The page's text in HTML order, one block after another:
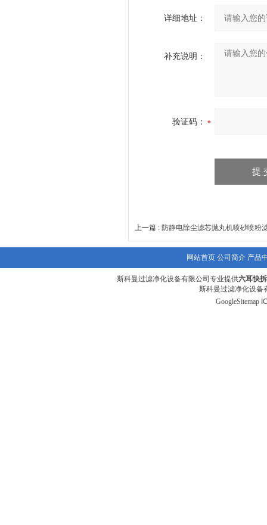
详细地址：
补充说明：
验证码：
上一篇 : 防静电除尘滤芯抛丸机喷砂喷粉
网站首页 公司简介 产品
斯科曼过滤净化设备有限公司专业提供六耳快
斯科曼过滤净化设备
GoogleSitemap